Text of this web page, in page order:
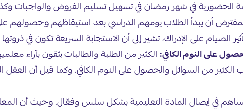
الحضورية في شهر رمضان في تسهيل تسليم الفروض والواجبات
أن يبدأ الطلاب يومهم الدراسي بعد استيقاظهم وحصولهم على
الصيام على الإدراك، تشير إلى أن الاستجابة السريعة تكون في
على النوم الكافي: الكثير من الطلبة والطالبات يثقون بآراء
من السوائل والحصول على النوم الكافي. وكما قيل أن العقل
في إيصال المادة التعليمية بشكل سلس وفعّال. وحيث أن